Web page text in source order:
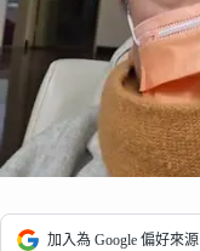
加入為 Google 偏好來源